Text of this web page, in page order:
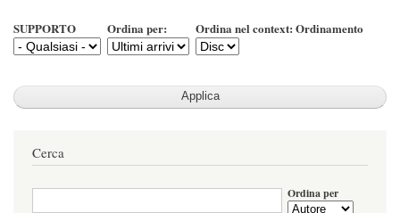
SUPPORTO Ordina per: Ordina nel context: Ordinamento
Cerca
Ordina per